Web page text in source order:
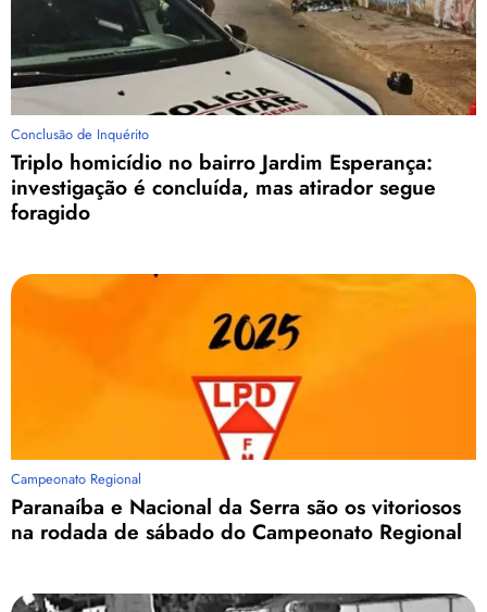
Conclusão de Inquérito
Triplo homicídio no bairro Jardim Esperança:
investigação é concluída, mas atirador segue
foragido
Campeonato Regional
Paranaíba e Nacional da Serra são os vitoriosos
na rodada de sábado do Campeonato Regional